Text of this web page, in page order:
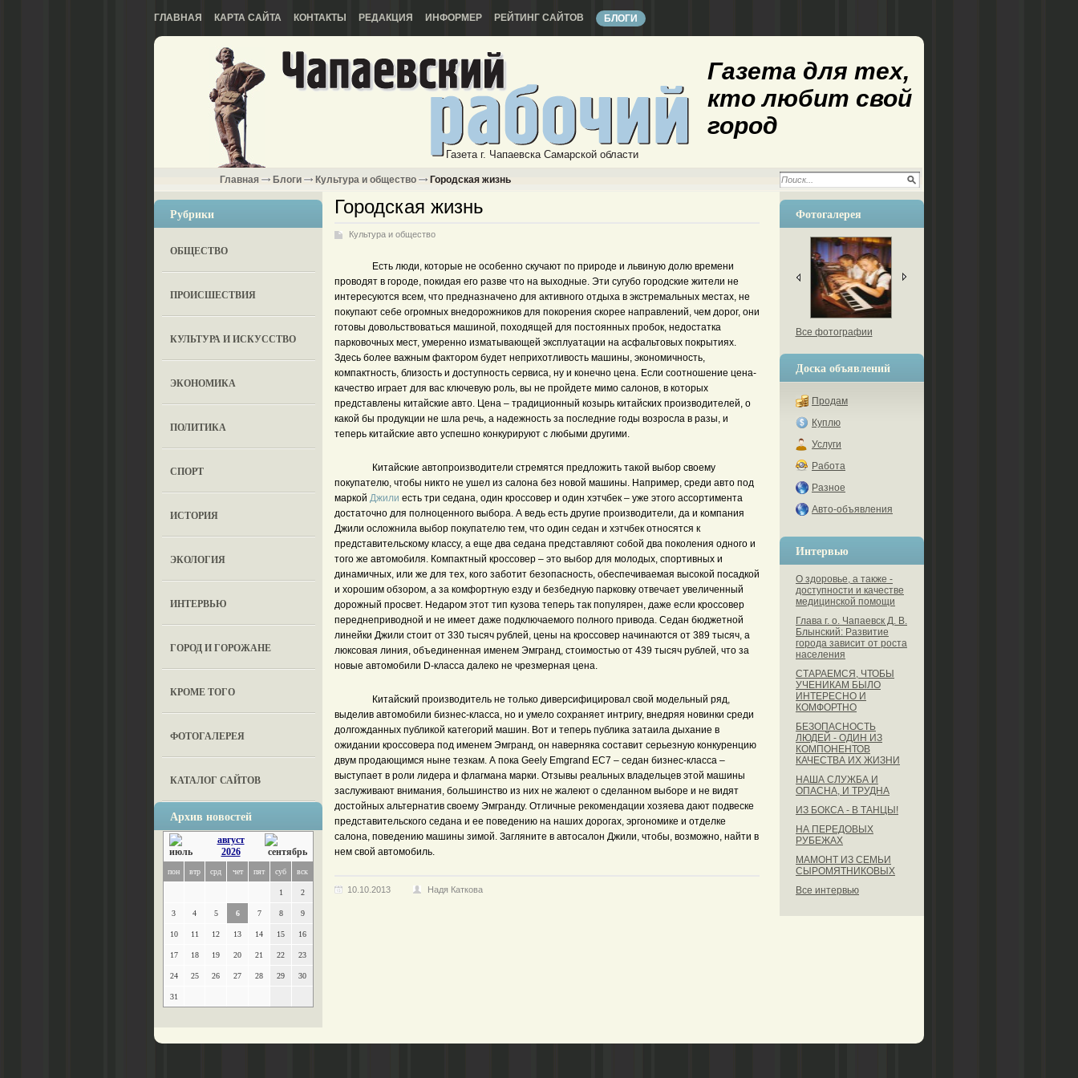
ГЛАВНАЯ КАРТА САЙТА КОНТАКТЫ РЕДАКЦИЯ ИНФОРМЕР РЕЙТИНГ САЙТОВ БЛОГИ
Газета г. Чапаевска Самарской области
Газета для тех,
кто любит свой
город
Главная Блоги Культура и общество Городская жизнь
Рубрики
ОБЩЕСТВО
ПРОИСШЕСТВИЯ
КУЛЬТУРА И ИСКУССТВО
ЭКОНОМИКА
ПОЛИТИКА
СПОРТ
ИСТОРИЯ
ЭКОЛОГИЯ
ИНТЕРВЬЮ
ГОРОД И ГОРОЖАНЕ
КРОМЕ ТОГО
ФОТОГАЛЕРЕЯ
КАТАЛОГ САЙТОВ
Архив новостей
август
2026
пон втр срд чет пят суб вск
1 2
3 4 5 6 7 8 9
10 11 12 13 14 15 16
17 18 19 20 21 22 23
24 25 26 27 28 29 30
31
Городская жизнь
Культура и общество
Есть люди, которые не особенно скучают по природе и львиную долю времени
проводят в городе, покидая его разве что на выходные. Эти сугубо городские жители не
интересуются всем, что предназначено для активного отдыха в экстремальных местах, не
покупают себе огромных внедорожников для покорения скорее направлений, чем дорог, они
готовы довольствоваться машиной, походящей для постоянных пробок, недостатка
парковочных мест, умеренно изматывающей эксплуатации на асфальтовых покрытиях.
Здесь более важным фактором будет неприхотливость машины, экономичность,
компактность, близость и доступность сервиса, ну и конечно цена. Если соотношение цена-
качество играет для вас ключевую роль, вы не пройдете мимо салонов, в которых
представлены китайские авто. Цена – традиционный козырь китайских производителей, о
какой бы продукции не шла речь, а надежность за последние годы возросла в разы, и
теперь китайские авто успешно конкурируют с любыми другими.
Китайские автопроизводители стремятся предложить такой выбор своему
покупателю, чтобы никто не ушел из салона без новой машины. Например, среди авто под
маркой Джили есть три седана, один кроссовер и один хэтчбек – уже этого ассортимента
достаточно для полноценного выбора. А ведь есть другие производители, да и компания
Джили осложнила выбор покупателю тем, что один седан и хэтчбек относятся к
представительскому классу, а еще два седана представляют собой два поколения одного и
того же автомобиля. Компактный кроссовер – это выбор для молодых, спортивных и
динамичных, или же для тех, кого заботит безопасность, обеспечиваемая высокой посадкой
и хорошим обзором, а за комфортную езду и безбедную парковку отвечает увеличенный
дорожный просвет. Недаром этот тип кузова теперь так популярен, даже если кроссовер
переднеприводной и не имеет даже подключаемого полного привода. Седан бюджетной
линейки Джили стоит от 330 тысяч рублей, цены на кроссовер начинаются от 389 тысяч, а
люксовая линия, объединенная именем Эмгранд, стоимостью от 439 тысяч рублей, что за
новые автомобили D-класса далеко не чрезмерная цена.
Китайский производитель не только диверсифицировал свой модельный ряд,
выделив автомобили бизнес-класса, но и умело сохраняет интригу, внедряя новинки среди
долгожданных публикой категорий машин. Вот и теперь публика затаила дыхание в
ожидании кроссовера под именем Эмгранд, он наверняка составит серьезную конкуренцию
двум продающимся ныне тезкам. А пока Geely Emgrand EC7 – седан бизнес-класса –
выступает в роли лидера и флагмана марки. Отзывы реальных владельцев этой машины
заслуживают внимания, большинство из них не жалеют о сделанном выборе и не видят
достойных альтернатив своему Эмгранду. Отличные рекомендации хозяева дают подвеске
представительского седана и ее поведению на наших дорогах, эргономике и отделке
салона, поведению машины зимой. Загляните в автосалон Джили, чтобы, возможно, найти в
нем свой автомобиль.
10.10.2013 Надя Каткова
Фотогалерея
Все фотографии
Доска объявлений
Продам
Куплю
Услуги
Работа
Разное
Авто-объявления
Интервью
О здоровье, а также -
доступности и качестве
медицинской помощи
Глава г. о. Чапаевск Д. В.
Блынский: Развитие
города зависит от роста
населения
СТАРАЕМСЯ, ЧТОБЫ
УЧЕНИКАМ БЫЛО
ИНТЕРЕСНО И
КОМФОРТНО
БЕЗОПАСНОСТЬ
ЛЮДЕЙ - ОДИН ИЗ
КОМПОНЕНТОВ
КАЧЕСТВА ИХ ЖИЗНИ
НАША СЛУЖБА И
ОПАСНА, И ТРУДНА
ИЗ БОКСА - В ТАНЦЫ!
НА ПЕРЕДОВЫХ
РУБЕЖАХ
МАМОНТ ИЗ СЕМЬИ
СЫРОМЯТНИКОВЫХ
Все интервью